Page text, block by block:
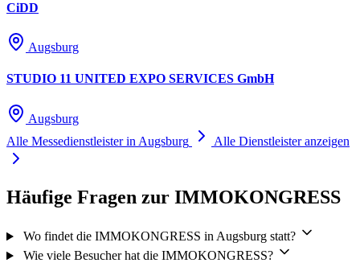
CiDD
Augsburg
STUDIO 11 UNITED EXPO SERVICES GmbH
Augsburg
Alle Messedienstleister in Augsburg
Alle Dienstleister anzeigen
Häufige Fragen zur IMMOKONGRESS
Wo findet die IMMOKONGRESS in Augsburg statt?
Wie viele Besucher hat die IMMOKONGRESS?